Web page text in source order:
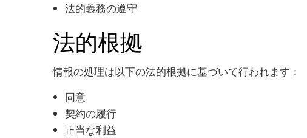
法的義務の遵守
法的根拠
情報の処理は以下の法的根拠に基づいて行われます：
同意
契約の履行
正当な利益